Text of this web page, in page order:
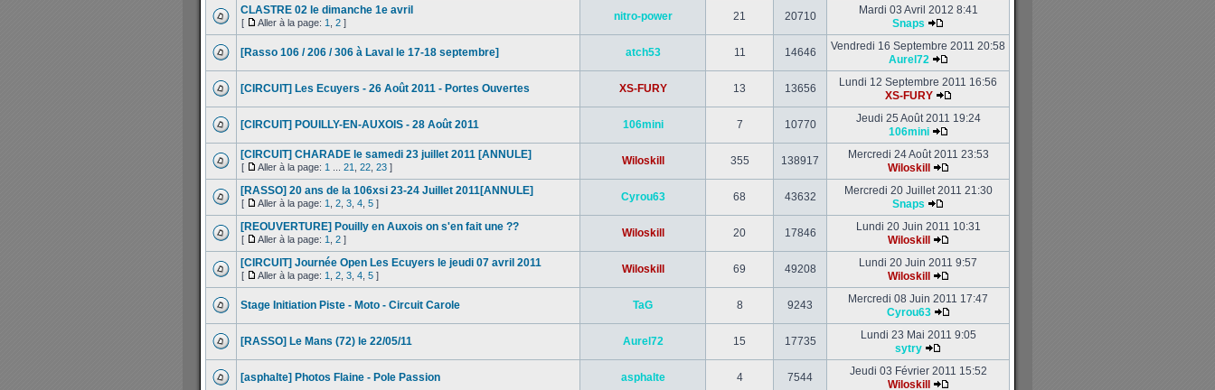
CLASTRE 02 le dimanche 1e avril
[ Aller à la page: 1 2 ] nitro-power 21 20710
Mardi 03 Avril 2012 8:41
Snaps
[Rasso 106 / 206 / 306 à Laval le 17-18 septembre] atch53 11 14646
Vendredi 16 Septembre 2011 20:58
Aurel72
[CIRCUIT] Les Ecuyers - 26 Août 2011 - Portes Ouvertes XS-FURY 13 13656
Lundi 12 Septembre 2011 16:56
XS-FURY
[CIRCUIT] POUILLY-EN-AUXOIS - 28 Août 2011 106mini 7 10770
Jeudi 25 Août 2011 19:24
106mini
[CIRCUIT] CHARADE le samedi 23 juillet 2011 [ANNULE]
[ Aller à la page: 1 21 22 23 ] Wiloskill 355 138917
Mercredi 24 Août 2011 23:53
Wiloskill
[RASSO] 20 ans de la 106xsi 23-24 Juillet 2011[ANNULE]
[ Aller à la page: 1 2 3 4 5 ] Cyrou63 68 43632
Mercredi 20 Juillet 2011 21:30
Snaps
[REOUVERTURE] Pouilly en Auxois on s'en fait une ??
[ Aller à la page: 1 2 ] Wiloskill 20 17846
Lundi 20 Juin 2011 10:31
Wiloskill
[CIRCUIT] Journée Open Les Ecuyers le jeudi 07 avril 2011
[ Aller à la page: 1 2 3 4 5 ] Wiloskill 69 49208
Lundi 20 Juin 2011 9:57
Wiloskill
Stage Initiation Piste - Moto - Circuit Carole TaG 8 9243
Mercredi 08 Juin 2011 17:47
Cyrou63
[RASSO] Le Mans (72) le 22/05/11 Aurel72 15 17735
Lundi 23 Mai 2011 9:05
sytry
[asphalte] Photos Flaine - Pole Passion asphalte 4 7544
Jeudi 03 Février 2011 15:52
Wiloskill